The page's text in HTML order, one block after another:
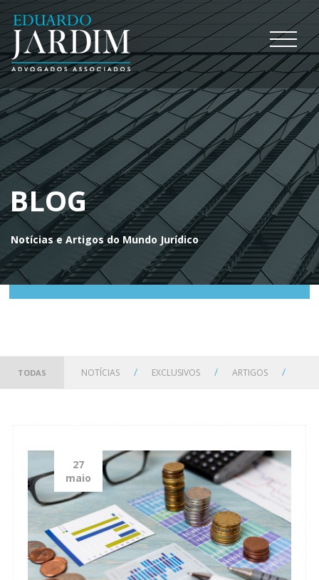
BLOG
Notícias e Artigos do Mundo Jurídico
TODAS NOTÍCIAS / EXCLUSIVOS / ARTIGOS /
27
maio